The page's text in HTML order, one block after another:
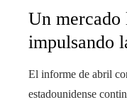
Un mercado
impulsando
El informe de abril
estadounidense